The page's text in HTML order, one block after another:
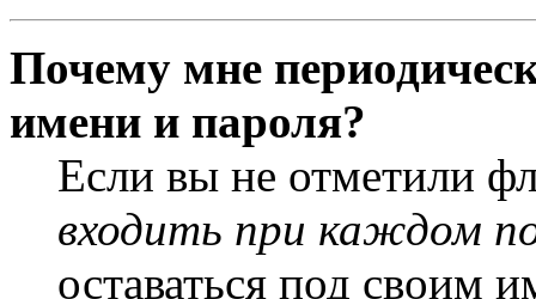
Почему мне
имени и пароля?
Если вы не отметили
входить при каждом
оставаться под своим